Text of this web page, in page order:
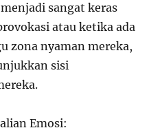
sangat keras
atau ketika ada
zona nyaman mereka,
sisi
Emosi: